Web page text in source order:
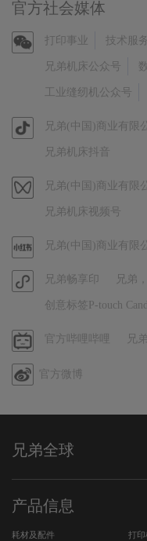
官方社会媒体
官
方
信
打印事业 技术服
兄弟机床公众号
工业缝纫机公众号
官
方
音
兄弟(中国)商业有限
兄弟机床抖音
视
频
兄弟(中国)商业有限
兄弟机床视频号
官
小
红
兄弟(中国)商业有限
官
方
程
兄弟畅享印 兄弟
创意标签P-touch
哔
哔
官方哔哩哔哩 兄
官方微博
兄弟全球
产品信息
耗材及配件 打印